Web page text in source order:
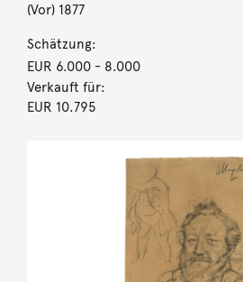
(Vor) 1877
Schätzung:
EUR 6.000- 8.000
Verkauft für:
EUR 10.795